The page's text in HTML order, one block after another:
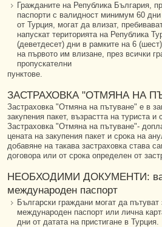
Гражданите на Република България,
паспорти с валидност минимум 60
от Турция, могат да влизат,
напускат територията на Република
(деветдесет) дни в рамките на 6
на първото им влизане, през всички
пропускателни
пунктове.
ЗАСТРАХОВКА "ОТМЯНА НА
Застраховка "Отмяна на пътуване" е в
закупения пакет, възрастта на туриста и
Застраховка "Отмяна на пътуване"-
цената на закупения пакет и срока на
добавяне на такава застраховка става
договора или от срока определен от
НЕОБХОДИМИ ДОКУМЕНТИ:
международен паспорт
Български граждани могат да
международен паспорт или лична
дни от датата на пристигане в Турция.